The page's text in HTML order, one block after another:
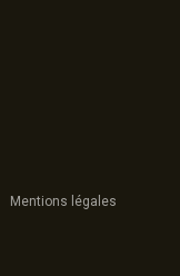
Mentions légales